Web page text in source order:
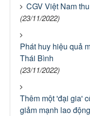
CGV Việt Nam
(23/11/2022)
Phát huy hiệu quả
Thái Bình
(23/11/2022)
Thêm một 'đại gia'
giảm mạnh lao động